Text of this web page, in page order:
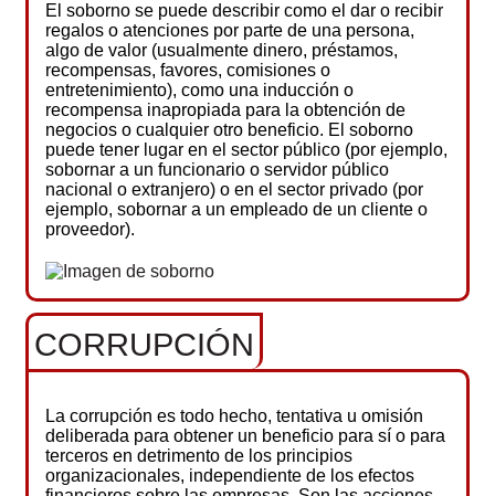
El soborno se puede describir como el dar o recibir
regalos o atenciones por parte de una persona,
algo de valor (usualmente dinero, préstamos,
recompensas, favores, comisiones o
entretenimiento), como una inducción o
recompensa inapropiada para la obtención de
negocios o cualquier otro beneficio. El soborno
puede tener lugar en el sector público (por ejemplo,
sobornar a un funcionario o servidor público
nacional o extranjero) o en el sector privado (por
ejemplo, sobornar a un empleado de un cliente o
proveedor).
CORRUPCIÓN
La corrupción es todo hecho, tentativa u omisión
deliberada para obtener un beneficio para sí o para
terceros en detrimento de los principios
organizacionales, independiente de los efectos